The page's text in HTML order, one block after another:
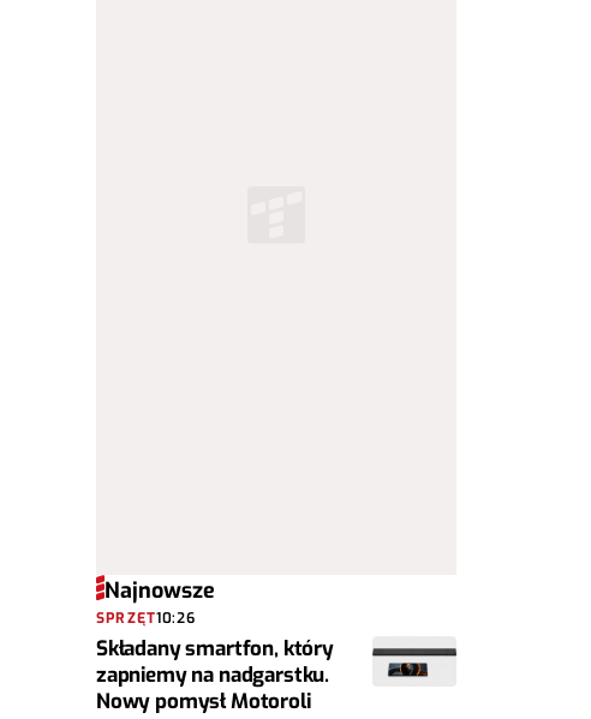
Najnowsze
SPRZĘT10:26
Składany smartfon, który
zapniemy na nadgarstku.
Nowy pomysł Motoroli